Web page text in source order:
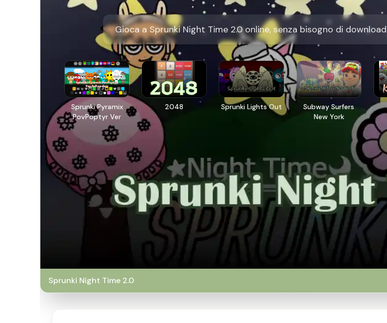
Gioca a Sprunki Night Time 2.0 online, senza bisogno di
Sprunki Pyramix
PovPoptyr Ver
2048 Sprunki Lights Out
Subway Surfers
New York
Sprunki Night Time 2.0